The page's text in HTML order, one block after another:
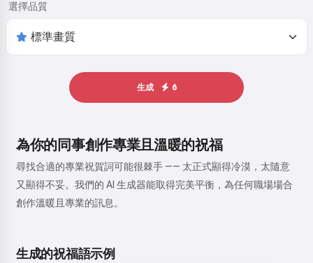
選擇品質
生成 6
為你的同事創作專業且溫暖的祝福
尋找合適的專業祝賀詞可能很棘手 —— 太正式顯得冷漠，太隨意
又顯得不妥。我們的 AI 生成器能取得完美平衡，為任何職場場合
創作溫暖且專業的訊息。
生成的祝福語示例